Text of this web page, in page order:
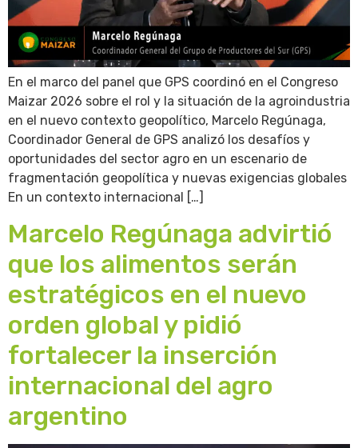
En el marco del panel que GPS coordinó en el Congreso
Maizar 2026 sobre el rol y la situación de la agroindustria
en el nuevo contexto geopolítico, Marcelo Regúnaga,
Coordinador General de GPS analizó los desafíos y
oportunidades del sector agro en un escenario de
fragmentación geopolítica y nuevas exigencias globales
En un contexto internacional […]
Marcelo Regúnaga advirtió
que los alimentos serán
estratégicos en el nuevo
orden global y pidió
fortalecer la inserción
internacional del agro
argentino